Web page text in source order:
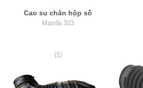
Cao su chân hộp số
Mazda 323
(1)